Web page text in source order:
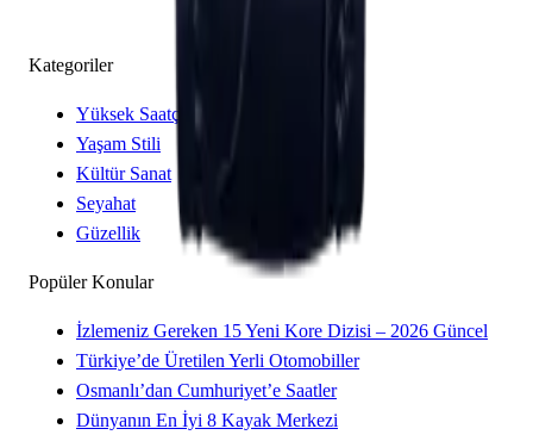
Kategoriler
Yüksek Saatçilik
Yaşam Stili
Kültür Sanat
Seyahat
Güzellik
Popüler Konular
İzlemeniz Gereken 15 Yeni Kore Dizisi – 2026 Güncel
Türkiye’de Üretilen Yerli Otomobiller
Osmanlı’dan Cumhuriyet’e Saatler
Dünyanın En İyi 8 Kayak Merkezi